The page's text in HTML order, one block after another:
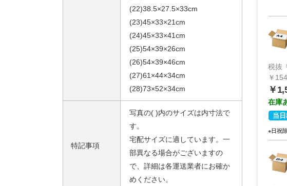
(22)38.5×27.5×33cm
(23)45×33×21cm
(24)45×33×41cm
(25)54×39×26cm
(26)54×39×46cm
(27)61×44×34cm
(28)73×52×34cm
特記事項
写真の( )内のサイズは内寸法で
す。
宅配サイズに適しています。一
部異なる場合がございますの
で、詳細は各運送業者にお確か
めください。
税抜
￥
￥
在庫
当
※日祝